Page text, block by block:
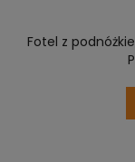
Fotel z